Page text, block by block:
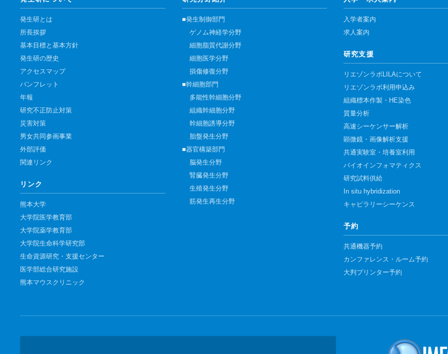
発生研とは
所長挨拶
基本目標と基本方針
発生研の歴史
アクセスマップ
パンフレット
年報
研究不正防止対策
災害対策
男女共同参画事業
外部評価
関連リンク
リンク
熊本大学
大学院医学教育部
大学院薬学教育部
大学院生命科学研究部
生命資源研究・支援センター
医学部総合研究施設
熊本マウスクリニック
■発生制御部門
ゲノム神経学分野
細胞脂質代謝分野
細胞医学分野
損傷修復分野
■幹細胞部門
多能性幹細胞分野
組織幹細胞分野
幹細胞誘導分野
胎盤発生分野
■器官構築部門
脳発生分野
腎臓発生分野
生殖発生分野
筋発生再生分野
入学者案内
求人案内
研究支援
リエゾンラボLILAについて
リエゾンラボ利用申込み
組織標本作製・HE染色
質量分析
高速シーケンサー解析
顕微鏡・画像解析支援
共通実験室・培養室利用
バイオインフォマティクス
研究試料供給
In situ hybridization
キャピラリーシーケンス
予約
共通機器予約
カンファレンス・ルーム予約
大判プリンター予約